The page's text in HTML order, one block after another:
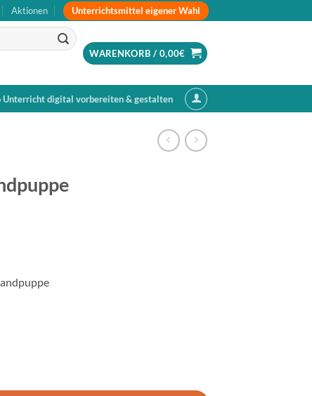
Aktionen Unterrichtsmittel eigener Wahl
WARENKORB / 0,00€
Unterricht digital vorbereiten & gestalten